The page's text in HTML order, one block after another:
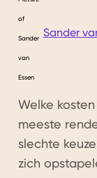
Sander
Welke
meeste
slechte
zich